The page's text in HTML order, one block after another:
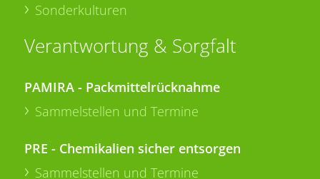
Sonderkulturen
Verantwortung & Sorgfalt
PAMIRA - Packmittelrücknahme
Sammelstellen und Termine
PRE - Chemikalien sicher entsorgen
Sammelstellen und Termine